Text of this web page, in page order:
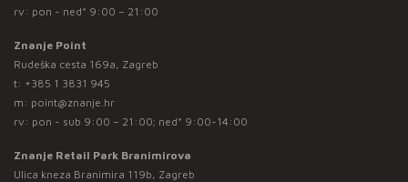
rv: pon - ned* 9:00 – 21:00
Znanje Point
Rudeška cesta 169a, Zagreb
t: +385 1 3831 945
m: point@znanje.hr
rv: pon - sub 9:00 – 21:00; ned* 9:00-14:00
Znanje Retail Park Branimirova
Ulica kneza Branimira 119b, Zagreb